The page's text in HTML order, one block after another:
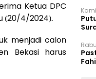
Ketua DPC
(20/4/2024).
menjadi calon
Bekasi harus